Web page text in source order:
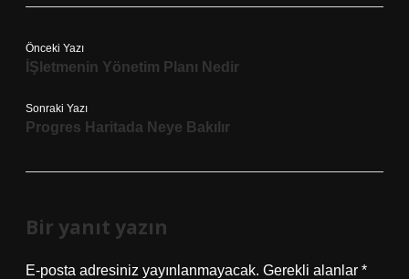
Önceki Yazı
İŞletmenin Yönetim Planı Nedir
Sonraki Yazı
Progres Haritada Neye Bakılır
Bir yanıt yazın
E-posta adresiniz yayınlanmayacak. Gerekli alanlar *